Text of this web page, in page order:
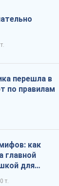
перешла в
по правилам
как
главной
для
т.